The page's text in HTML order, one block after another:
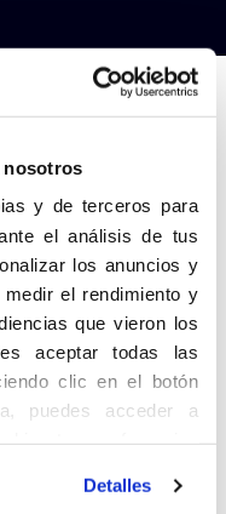
nosotros
y de terceros para
el análisis de tus
los anuncios y
el rendimiento y
que vieron los
aceptar todas las
clic en el botón
puedes acceder a
tus preferencias
información puedes
Detalles
Siguiente